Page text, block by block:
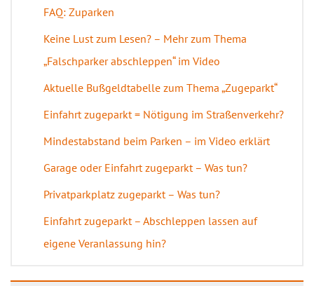
FAQ: Zuparken
Keine Lust zum Lesen? – Mehr zum Thema
„Falschparker abschleppen“ im Video
Aktuelle Bußgeldtabelle zum Thema „Zugeparkt“
Einfahrt zugeparkt = Nötigung im Straßenverkehr?
Mindestabstand beim Parken – im Video erklärt
Garage oder Einfahrt zugeparkt – Was tun?
Privatparkplatz zugeparkt – Was tun?
Einfahrt zugeparkt – Abschleppen lassen auf
eigene Veranlassung hin?